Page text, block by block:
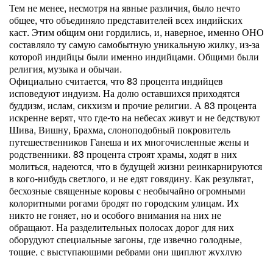
Тем не менее, несмотря на явные различия, было нечто
общее, что объединяло представителей всех индийских
каст. Этим общим они гордились, и, наверное, именно ОНО
составляло ту самую самобытную уникальную жилку, из-за
которой индийцы были именно индийцами. Общими были
религия, музыка и обычаи.
Официально считается, что 83 процента индийцев
исповедуют индуизм. На долю оставшихся приходятся
буддизм, ислам, сикхизм и прочие религии. А 83 процента
искренне верят, что где-то на небесах живут и не бедствуют
Шива, Вишну, Брахма, слоноподобный покровитель
путешественников Ганеша и их многочисленные жены и
родственники. 83 процента строят храмы, ходят в них
молиться, надеются, что в будущей жизни реинкарнируются
в кого-нибудь светлого, и не едят говядину. Как результат,
бесхозные священные коровы с необычайно огромными
колоритными рогами бродят по городским улицам. Их
никто не гоняет, но и особого внимания на них не
обращают. На разделительных полосах дорог для них
оборудуют специальные загоны, где извечно голодные,
тощие, с выступающими ребрами они щиплют жухлую